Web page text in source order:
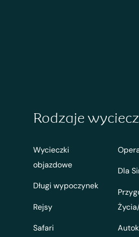
Rodzaje
Wycieczki
objazdowe
Długi wypoczynek
Rejsy
Safari
Dla